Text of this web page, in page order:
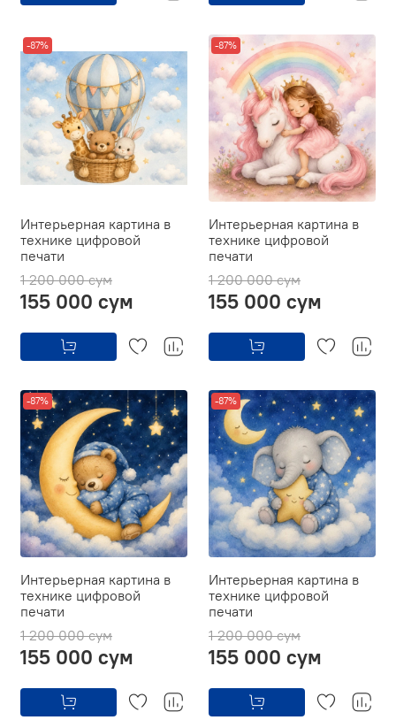
-87%
Интерьерная картина в
технике цифровой
печати
1 200 000 сум
155 000 сум
-87%
Интерьерная картина в
технике цифровой
печати
1 200 000 сум
155 000 сум
-87%
Интерьерная картина в
технике цифровой
печати
1 200 000 сум
155 000 сум
-87%
Интерьерная картина в
технике цифровой
печати
1 200 000 сум
155 000 сум